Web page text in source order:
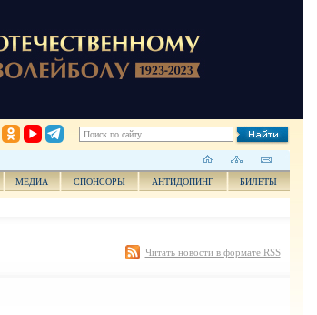
МЕДИА СПОНСОРЫ АНТИДОПИНГ БИЛЕТЫ
Читать новости в формате RSS